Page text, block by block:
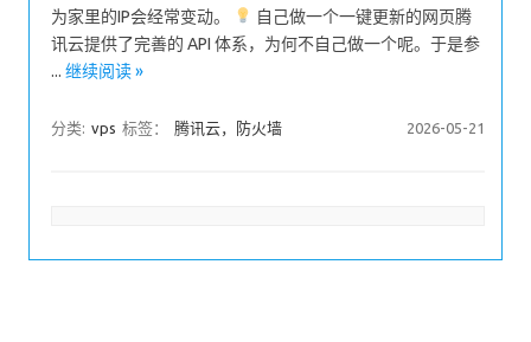
为家里的IP会经常变动。
自己做一个一键更新的网页腾
讯云提供了完善的 API 体系，为何不自己做一个呢。于是参
... 继续阅读 »
分类: vps 标签： 腾讯云，防火墙 2026-05-21